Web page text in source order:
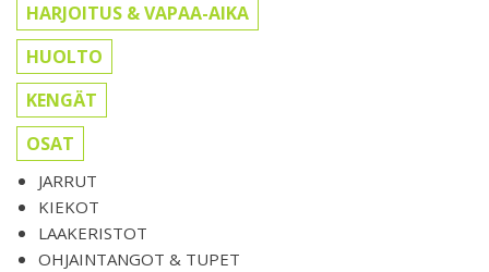
HARJOITUS & VAPAA-AIKA
HUOLTO
KENGÄT
OSAT
JARRUT
KIEKOT
LAAKERISTOT
OHJAINTANGOT & TUPET